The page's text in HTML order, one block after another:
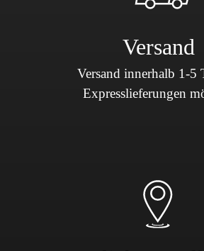
Versand
Versand innerhalb 1-5
Expresslieferungen